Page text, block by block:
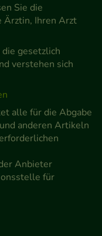
Sie die
Ärztin, Ihren Arzt
gesetzlich
verstehen sich
alle für die Abgabe
anderen Artikeln
Anbieter
für